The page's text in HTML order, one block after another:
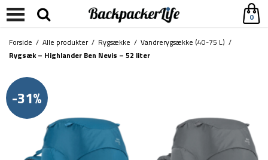
0
Forside / Alle produkter/ Rygsække / Vandrerygsække (40-75 L) /
Rygsæk – Highlander Ben Nevis – 52 liter
-31%